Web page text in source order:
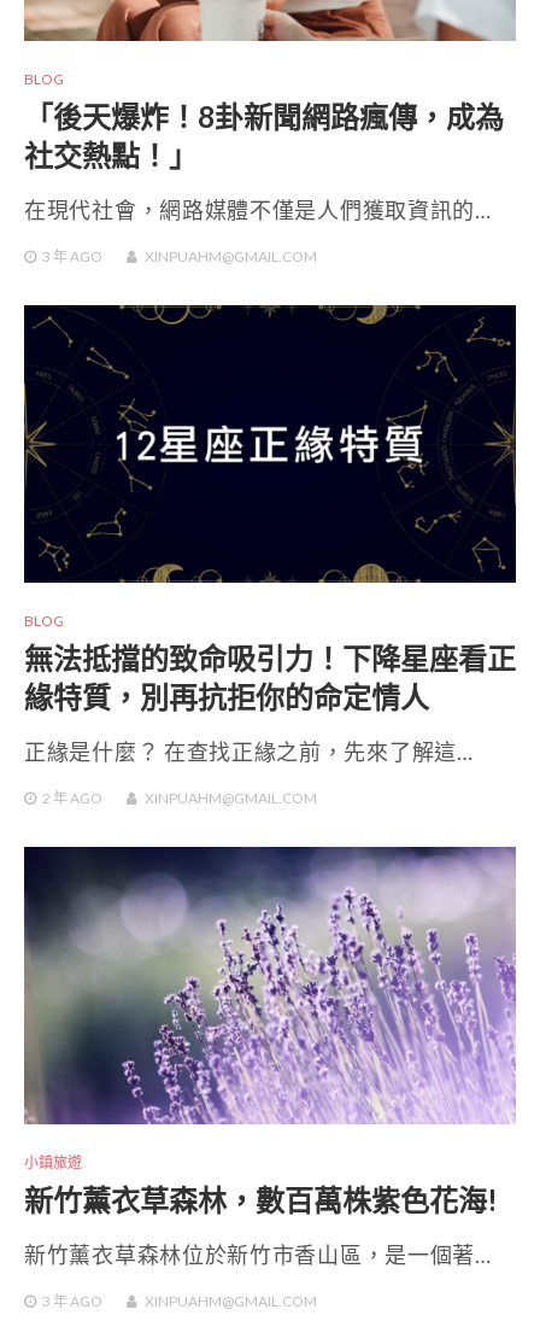
BLOG
「後天爆炸！8卦新聞網路瘋傳，成為
社交熱點！」
在現代社會，網路媒體不僅是人們獲取資訊的…
3 年AGO XINPUAHM@GMAIL.COM
BLOG
無法抵擋的致命吸引力！下降星座看正
緣特質，別再抗拒你的命定情人
正緣是什麼？ 在查找正緣之前，先來了解這…
2 年AGO XINPUAHM@GMAIL.COM
小鎮旅遊
新竹薰衣草森林，數百萬株紫色花海!
新竹薰衣草森林位於新竹市香山區，是一個著…
3 年AGO XINPUAHM@GMAIL.COM